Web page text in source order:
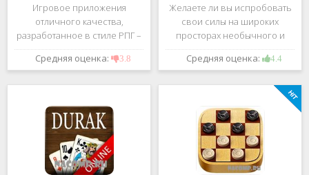
Игровое приложения
отличного качества,
разработанное в стиле РПГ –
это, конечно же, Dark
Avenger. В ней вы сможете
большое количество
проблем на свою
Средняя оценка: 3.8
Желаете ли вы испробовать
свои силы на широких
просторах необычного и
удивительного мира,
который наполнен
Если да, тогда вам к нам. Игра,
которую мы вам предложим
ниже и о
Средняя оценка: 4.4